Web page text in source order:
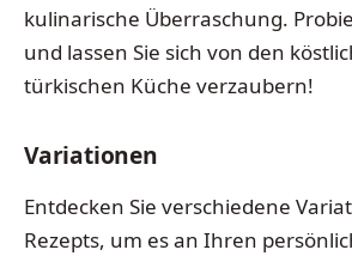
kulinarische Überraschung.
und lassen Sie sich von den
türkischen Küche verzaubern!
Variationen
Entdecken Sie verschiedene
Rezepts, um es an Ihren